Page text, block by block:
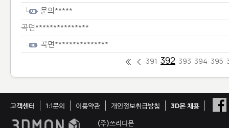
문의*****
곡면***************
곡면***************
391 392 393 394 395
고객센터 1:1문의 이용약관 개인정보취급방침
3D몬 채용
(주)쓰리디몬